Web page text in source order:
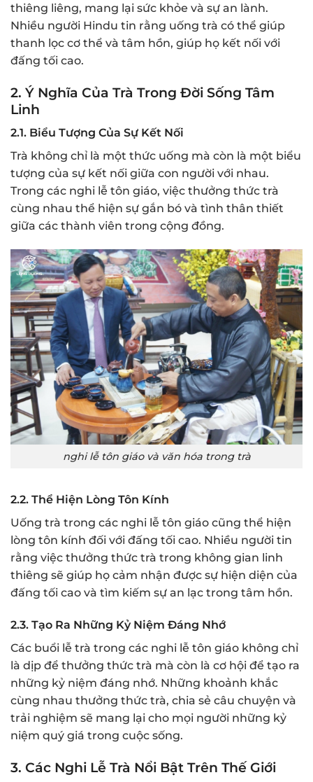
thiêng liêng, mang lại sức khỏe và sự an lành.
Nhiều người Hindu tin rằng uống trà có thể giúp
thanh lọc cơ thể và tâm hồn, giúp họ kết nối với
đấng tối cao.
2. Ý Nghĩa Của Trà Trong Đời Sống Tâm
Linh
2.1. Biểu Tượng Của Sự Kết Nối
Trà không chỉ là một thức uống mà còn là một biểu
tượng của sự kết nối giữa con người với nhau.
Trong các nghi lễ tôn giáo, việc thưởng thức trà
cùng nhau thể hiện sự gắn bó và tình thân thiết
giữa các thành viên trong cộng đồng.
nghi lễ tôn giáo và văn hóa trong trà
2.2. Thể Hiện Lòng Tôn Kính
Uống trà trong các nghi lễ tôn giáo cũng thể hiện
lòng tôn kính đối với đấng tối cao. Nhiều người tin
rằng việc thưởng thức trà trong không gian linh
thiêng sẽ giúp họ cảm nhận được sự hiện diện của
đấng tối cao và tìm kiếm sự an lạc trong tâm hồn.
2.3. Tạo Ra Những Kỷ Niệm Đáng Nhớ
Các buổi lễ trà trong các nghi lễ tôn giáo không chỉ
là dịp để thưởng thức trà mà còn là cơ hội để tạo ra
những kỷ niệm đáng nhớ. Những khoảnh khắc
cùng nhau thưởng thức trà, chia sẻ câu chuyện và
trải nghiệm sẽ mang lại cho mọi người những kỷ
niệm quý giá trong cuộc sống.
3. Các Nghi Lễ Trà Nổi Bật Trên Thế Giới